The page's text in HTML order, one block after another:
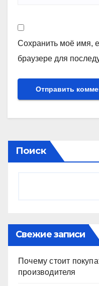
Сохранить моё имя,
браузере для
Поиск
Свежие записи
Почему стоит
производителя